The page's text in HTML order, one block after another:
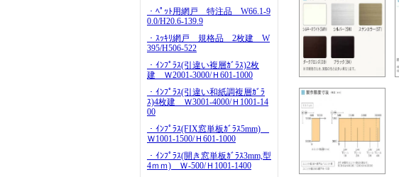
・ﾍﾟｯﾄ用網戸 特注品 W66.1-9
0.0/H20.6-139.9
・ｽｯｷﾘ網戸 規格品 2枚建 W
395/H506-522
・ｲﾝﾌﾟﾗｽ(引違い複層ｶﾞﾗｽ)2枚
建 Ｗ2001-3000/Ｈ601-1000
・ｲﾝﾌﾟﾗｽ(引違い和紙調複層ｶﾞﾗ
ｽ)4枚建 Ｗ3001-4000/Ｈ1001-14
00
・ｲﾝﾌﾟﾗｽ(FIX窓単板ｶﾞﾗｽ5mm)
Ｗ1001-1500/Ｈ601-1000
・ｲﾝﾌﾟﾗｽ(開き窓単板ｶﾞﾗｽ3mm,型
4ｍｍ) Ｗ-500/Ｈ1001-1400